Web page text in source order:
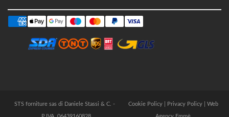
STS forniture sas di Daniele Stassi & C. - Cookie Policy| Privacy Policy| Web